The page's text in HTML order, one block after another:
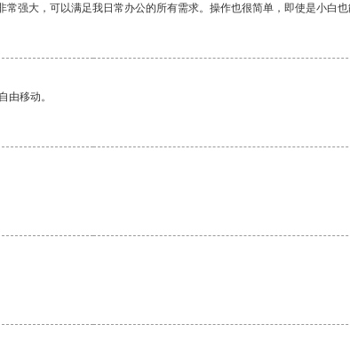
强大，可以满足我日常办公的所有需求。操作也很简单，即使是小白也
由移动。